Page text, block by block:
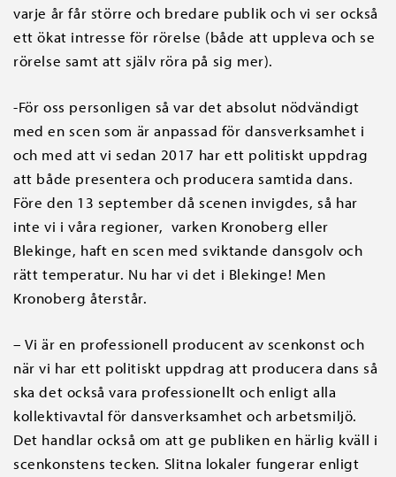
varje år får större och bredare publik och vi ser också
ett ökat intresse för rörelse (både att uppleva och se
rörelse samt att själv röra på sig mer).
-För oss personligen så var det absolut nödvändigt
med en scen som är anpassad för dansverksamhet i
och med att vi sedan 2017 har ett politiskt uppdrag
att både presentera och producera samtida dans.
Före den 13 september då scenen invigdes, så har
inte vi i våra regioner, varken Kronoberg eller
Blekinge, haft en scen med sviktande dansgolv och
rätt temperatur. Nu har vi det i Blekinge! Men
Kronoberg återstår.
– Vi är en professionell producent av scenkonst och
när vi har ett politiskt uppdrag att producera dans så
ska det också vara professionellt och enligt alla
kollektivavtal för dansverksamhet och arbetsmiljö.
Det handlar också om att ge publiken en härlig kväll i
scenkonstens tecken. Slitna lokaler fungerar enligt